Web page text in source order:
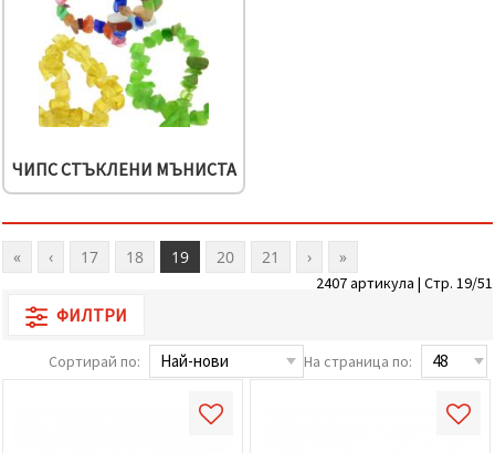
ЧИПС СТЪКЛЕНИ МЪНИСТА
« ‹ 17 18 19 20 21 › »
2407 артикула | Стр. 19/51
ФИЛТРИ
Сортирай по: На страница по: